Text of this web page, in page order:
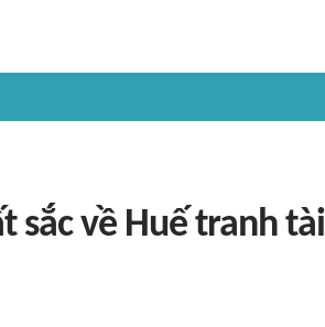
sắc về Huế tranh tài